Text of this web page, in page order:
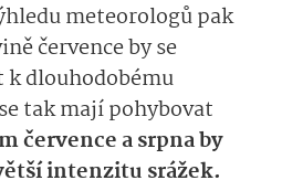
meteorologů pak
července by se
dlouhodobému
tak mají pohybovat
července a srpna by
intenzitu srážek.